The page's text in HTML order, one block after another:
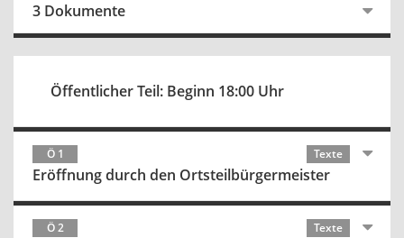
3 Dokumente
Öffentlicher Teil: Beginn 18:00 Uhr
Ö 1 Texte
Eröffnung durch den Ortsteilbürgermeister
Ö 2 Texte